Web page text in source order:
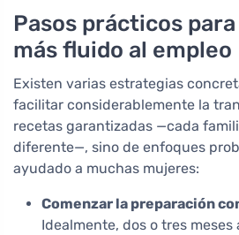
Pasos prácticos
más fluido al empleo
Existen varias estrategias
facilitar considerablemente la
recetas garantizadas —cada
diferente—, sino de enfoques
ayudado a muchas mujeres:
Comenzar la preparación
Idealmente, dos o tres meses